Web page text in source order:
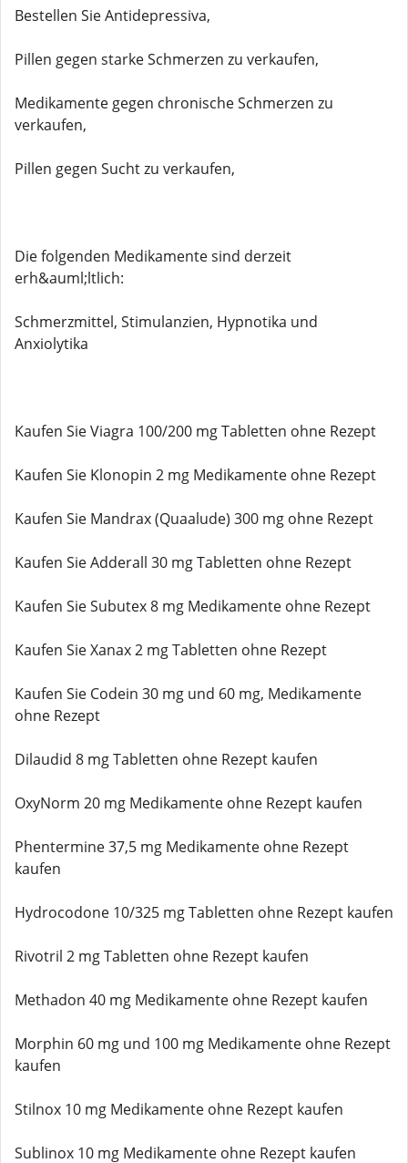
Bestellen Sie Antidepressiva,
Pillen gegen starke Schmerzen zu verkaufen,
Medikamente gegen chronische Schmerzen zu
verkaufen,
Pillen gegen Sucht zu verkaufen,
Die folgenden Medikamente sind derzeit
erh&auml;ltlich:
Schmerzmittel, Stimulanzien, Hypnotika und
Anxiolytika
Kaufen Sie Viagra 100/200 mg Tabletten ohne Rezept
Kaufen Sie Klonopin 2 mg Medikamente ohne Rezept
Kaufen Sie Mandrax (Quaalude) 300 mg ohne Rezept
Kaufen Sie Adderall 30 mg Tabletten ohne Rezept
Kaufen Sie Subutex 8 mg Medikamente ohne Rezept
Kaufen Sie Xanax 2 mg Tabletten ohne Rezept
Kaufen Sie Codein 30 mg und 60 mg, Medikamente
ohne Rezept
Dilaudid 8 mg Tabletten ohne Rezept kaufen
OxyNorm 20 mg Medikamente ohne Rezept kaufen
Phentermine 37,5 mg Medikamente ohne Rezept
kaufen
Hydrocodone 10/325 mg Tabletten ohne Rezept kaufen
Rivotril 2 mg Tabletten ohne Rezept kaufen
Methadon 40 mg Medikamente ohne Rezept kaufen
Morphin 60 mg und 100 mg Medikamente ohne Rezept
kaufen
Stilnox 10 mg Medikamente ohne Rezept kaufen
Sublinox 10 mg Medikamente ohne Rezept kaufen